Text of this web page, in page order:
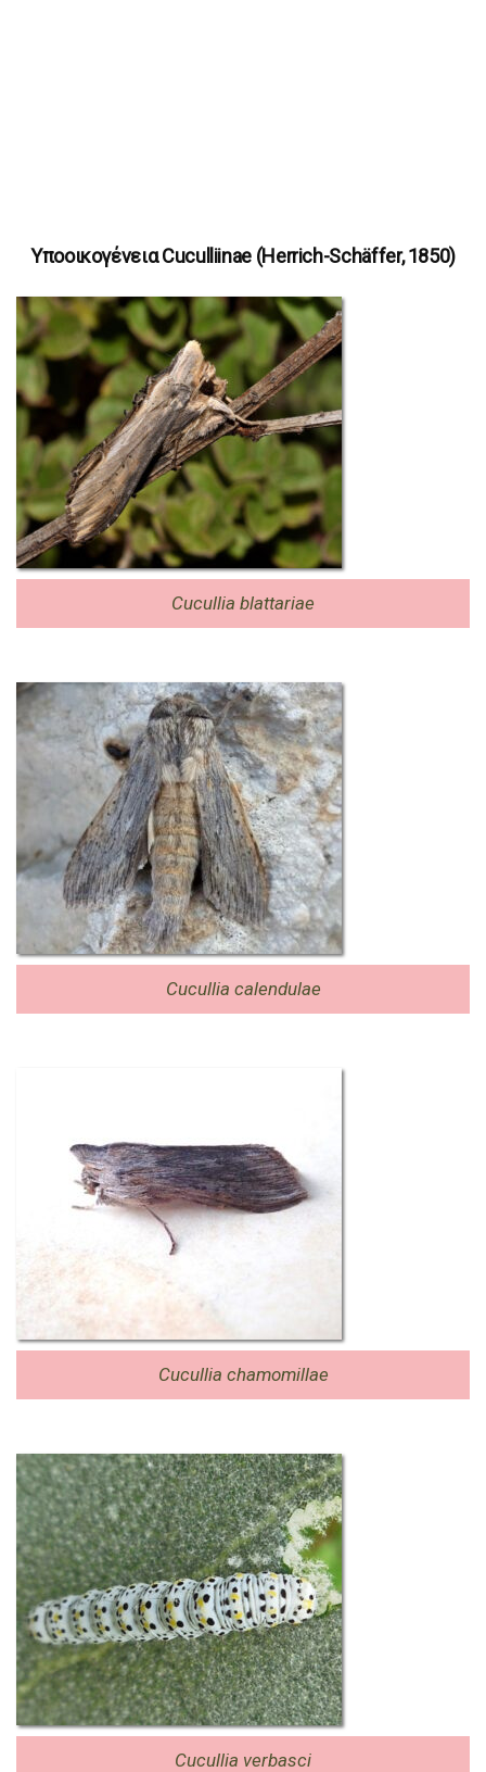
Υποοικογένεια Cuculliinae (Herrich-Schäffer, 1850)
Cucullia blattariae
Cucullia calendulae
Cucullia chamomillae
Cucullia verbasci